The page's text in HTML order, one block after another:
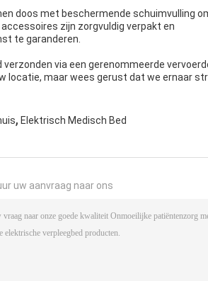
doos met beschermende schuimvulling
zijn zorgvuldig verpakt en
te garanderen.
via een gerenommeerde
locatie, maar wees gerust dat we ernaar
, Elektrisch Medisch Bed
uw aanvraag naar ons